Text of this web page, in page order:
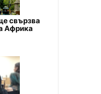
свързва
Африка